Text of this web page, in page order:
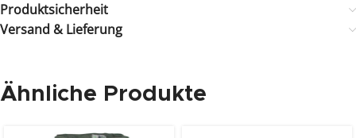
Produktsicherheit
Versand & Lieferung
Ähnliche Produkte